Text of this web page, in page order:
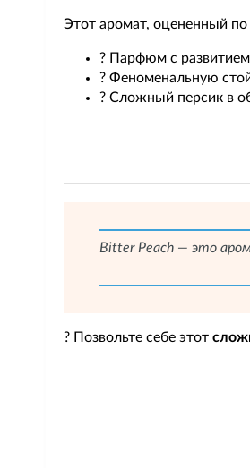
Этот аромат, оцененный
? Парфюм с
? Феноменальную
? Сложный персик в
Bitter Peach — это
? Позвольте себе этот